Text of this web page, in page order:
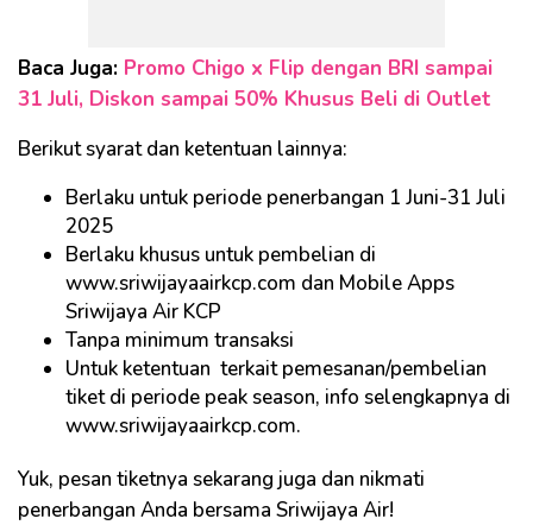
Baca Juga: Promo Chigo x Flip dengan BRI sampai
31 Juli, Diskon sampai 50% Khusus Beli di Outlet
Berikut syarat dan ketentuan lainnya:
Berlaku untuk periode penerbangan 1 Juni-31 Juli
2025
Berlaku khusus untuk pembelian di
www.sriwijayaairkcp.com dan Mobile Apps
Sriwijaya Air KCP
Tanpa minimum transaksi
Untuk ketentuan terkait pemesanan/pembelian
tiket di periode peak season, info selengkapnya di
www.sriwijayaairkcp.com.
Yuk, pesan tiketnya sekarang juga dan nikmati
penerbangan Anda bersama Sriwijaya Air!